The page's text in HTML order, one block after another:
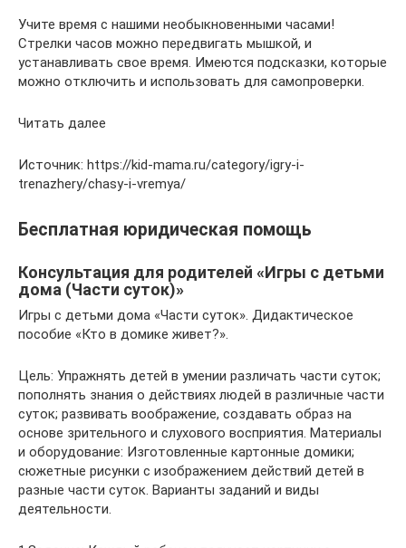
Учите время с нашими необыкновенными часами!
Стрелки часов можно передвигать мышкой, и
устанавливать свое время. Имеются подсказки, которые
можно отключить и использовать для самопроверки.
Читать далее
Источник: https://kid-mama.ru/category/igry-i-
trenazhery/chasy-i-vremya/
Бесплатная юридическая помощь
Консультация для родителей «Игры с детьми
дома (Части суток)»
Игры с детьми дома «Части суток». Дидактическое
пособие «Кто в домике живет?».
Цель: Упражнять детей в умении различать части суток;
пополнять знания о действиях людей в различные части
суток; развивать воображение, создавать образ на
основе зрительного и слухового восприятия. Материалы
и оборудование: Изготовленные картонные домики;
сюжетные рисунки с изображением действий детей в
разные части суток. Варианты заданий и виды
деятельности.